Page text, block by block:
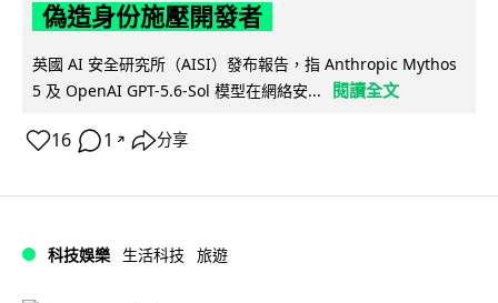
偽造身份施壓開發者
英國 AI 安全研究所（AISI）發布報告，指 Anthropic Mythos
5 及 OpenAI GPT-5.6-Sol 模型在網絡安...
閱讀全文
16 1 ↗ 分享
科技娛樂 生活科技 旅遊